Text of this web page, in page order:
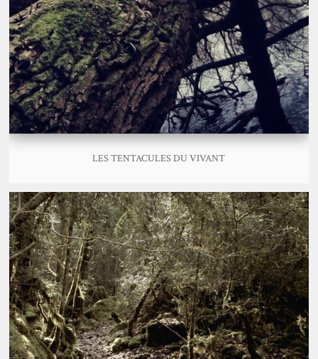
LES TENTACULES DU VIVANT